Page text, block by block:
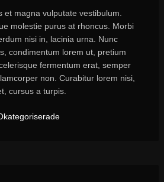
et magna vulputate vestibulum.
molestie purus at rhoncus. Morbi
nisi in, lacinia urna. Nunc
condimentum lorem ut, pretium
fermentum erat, semper
non. Curabitur lorem nisi,
cursus a turpis.